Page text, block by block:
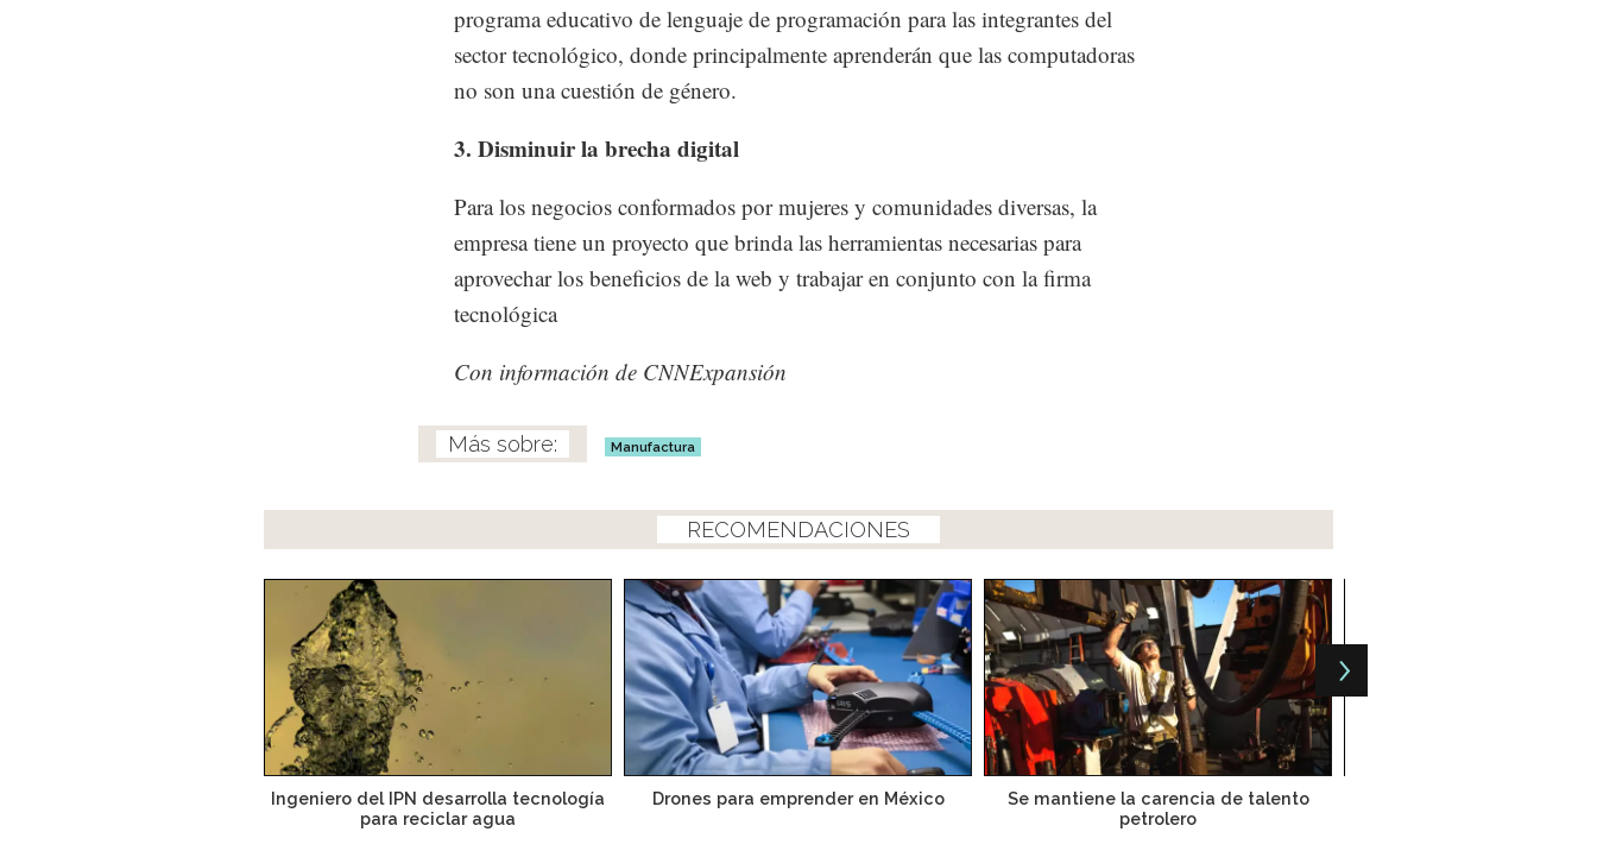
programa educativo de lenguaje de programación para las integrantes del
sector tecnológico, donde principalmente aprenderán que las computadoras
no son una cuestión de género.
3. Disminuir la brecha digital
Para los negocios conformados por mujeres y comunidades diversas, la
empresa tiene un proyecto que brinda las herramientas necesarias para
aprovechar los beneficios de la web y trabajar en conjunto con la firma
tecnológica
Con información de CNNExpansión
Manufactura
RECOMENDACIONES
Ingeniero del IPN desarrolla tecnología
para reciclar agua
Drones para emprender en México
Se mantiene la carencia de talento
petrolero